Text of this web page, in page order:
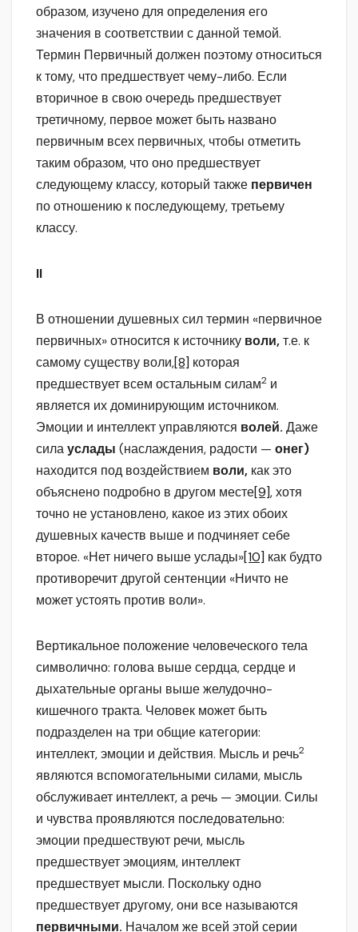
образом, изучено для определения его
значения в соответствии с данной темой.
Термин Первичный должен поэтому относиться
к тому, что предшествует чему-либо. Если
вторичное в свою очередь предшествует
третичному, первое может быть названо
первичным всех первичных, чтобы отметить
таким образом, что оно предшествует
следующему классу, который также первичен
по отношению к последующему, третьему
классу.
II
В отношении душевных сил термин «первичное
первичных» относится к источнику воли,т.е. к
самому существу воли,[8] которая
предшествует всем остальным силам2 и
является их доминирующим источником.
Эмоции и интеллект управляются волей. Даже
силауслады (наслаждения, радости — онег)
находится под воздействием воли, как это
объяснено подробно в другом месте[9], хотя
точно не установлено, какое из этих обоих
душевных качеств выше и подчиняет себе
второе. «Нет ничего выше услады»[10] как будто
противоречит другой сентенции «Ничто не
может устоять против воли».
Вертикальное положение человеческого тела
символично: голова выше сердца, сердце и
дыхательные органы выше желудочно-
кишечного тракта. Человек может быть
подразделен на три общие категории:
интеллект, эмоции и действия. Мысль и речь2
являются вспомогательными силами, мысль
обслуживает интеллект, а речь — эмоции. Силы
и чувства проявляются последовательно:
эмоции предшествуют речи, мысль
предшествует эмоциям, интеллект
предшествует мысли. Поскольку одно
предшествует другому, они все называются
первичными. Началом же всей этой серии